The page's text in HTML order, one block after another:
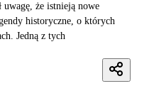
uwagę, że istnieją nowe
historyczne, o których
Jedną z tych